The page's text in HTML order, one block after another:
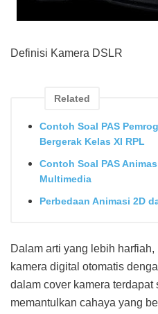
Definisi Kamera DSLR
Related
Contoh Soal PAS
Bergerak Kelas XI RPL
Contoh Soal PAS
Multimedia
Perbedaan Animasi 2D
Dalam arti yang lebih
kamera digital otomatis
dalam cover kamera terdapat
memantulkan cahaya yang